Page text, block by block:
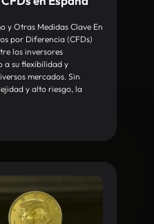
y Otras Medidas Clave En
por Diferencia (CFDs)
los inversores
a su flexibilidad y
mercados. Sin
y alto riesgo, la